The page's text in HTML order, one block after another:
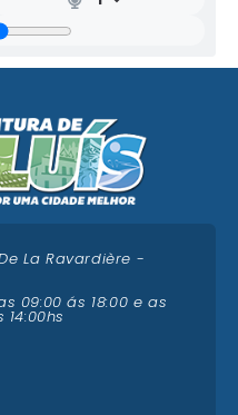
La Ravardière -
09:00 ás 18:00 e as